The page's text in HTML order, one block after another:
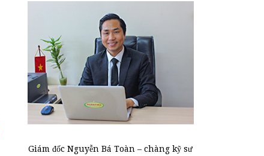
Giám đốc Nguyễn Bá Toàn – chàng kỹ sư